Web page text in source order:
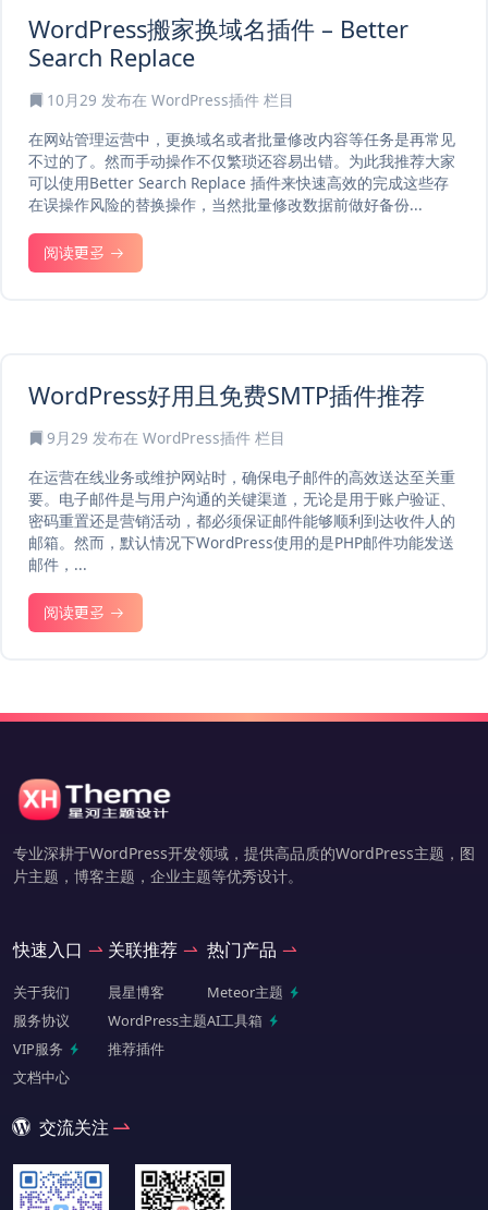
WordPress搬家换域名插件 – Better
Search Replace
10月29 发布在 WordPress插件 栏目
在网站管理运营中，更换域名或者批量修改内容等任务是再常见
不过的了。然而手动操作不仅繁琐还容易出错。为此我推荐大家
可以使用Better Search Replace 插件来快速高效的完成这些存
在误操作风险的替换操作，当然批量修改数据前做好备份...
阅读更多
WordPress好用且免费SMTP插件推荐
9月29 发布在 WordPress插件 栏目
在运营在线业务或维护网站时，确保电子邮件的高效送达至关重
要。电子邮件是与用户沟通的关键渠道，无论是用于账户验证、
密码重置还是营销活动，都必须保证邮件能够顺利到达收件人的
邮箱。然而，默认情况下WordPress使用的是PHP邮件功能发送
邮件，...
阅读更多
专业深耕于WordPress开发领域，提供高品质的WordPress主题，图
片主题，博客主题，企业主题等优秀设计。
快速入口
关于我们
服务协议
VIP服务
文档中心
关联推荐
晨星博客
WordPress主题
推荐插件
热门产品
Meteor主题
AI工具箱
交流关注